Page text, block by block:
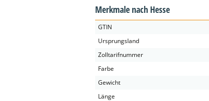
Merkmale nach Hesse
GTIN
Ursprungsland
Zolltarifnummer
Farbe
Gewicht
Länge